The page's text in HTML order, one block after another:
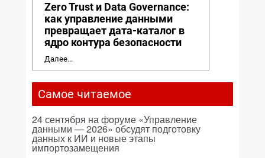
Zero Trust и Data Governance:
как управление данными
превращает дата-каталог в
ядро контура безопасности
Далее...
Самое читаемое
24 сентября на форуме «Управление
данными — 2026» обсудят подготовку
данных к ИИ и новые этапы
импортозамещения